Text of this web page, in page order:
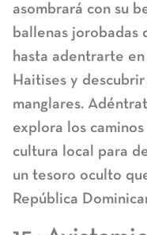
asombrará con su
ballenas jorobadas
hasta adentrarte
Haitises y
manglares.
explora los
cultura local para
un tesoro oculto
República